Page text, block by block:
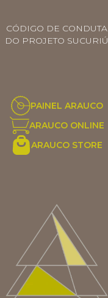
EUROPE
MEDIO ORIENTE
MÉXICO
PERÚ
USA/CAN
CÓDIGO DE CONDUTA
DO PROJETO SUCURIÚ
PAINEL ARAUCO
ARAUCO ONLINE
ARAUCO STORE